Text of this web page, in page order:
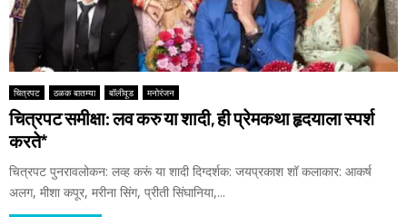
चित्रपट ठळक बातम्या बॉलीवूड मनोरंजन
चित्रपट समीक्षा: लव करु या शादी, ही प्रेमकथा हृदयाला स्पर्श
करते*
चित्रपट पुनरावलोकन: लव्ह करूं या शादी दिग्दर्शक: जयप्रकाश शॉ कलाकार: आकर्ष
अलग, मीशा कपूर, मरीना सिंग, प्रीती सिंघानिया,...